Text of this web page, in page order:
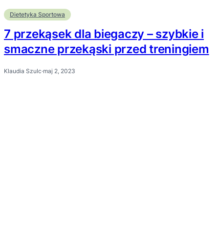
Dietetyka Sportowa
7 przekąsek dla biegaczy – szybkie i
smaczne przekąski przed treningiem
Klaudia Szulc·maj 2, 2023